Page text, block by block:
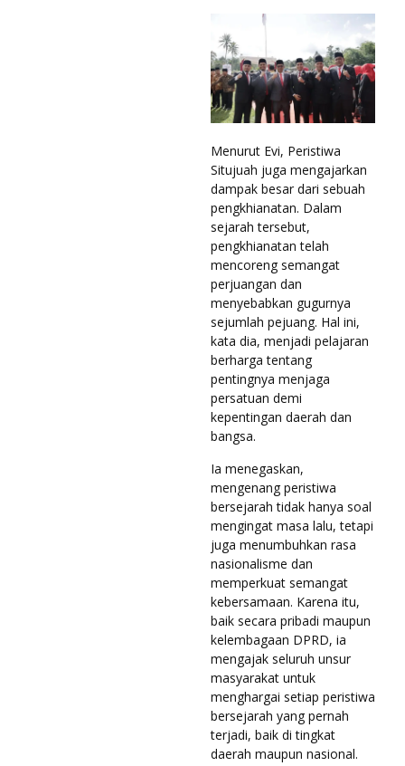
Menurut Evi, Peristiwa
Situjuah juga mengajarkan
dampak besar dari sebuah
pengkhianatan. Dalam
sejarah tersebut,
pengkhianatan telah
mencoreng semangat
perjuangan dan
menyebabkan gugurnya
sejumlah pejuang. Hal ini,
kata dia, menjadi pelajaran
berharga tentang
pentingnya menjaga
persatuan demi
kepentingan daerah dan
bangsa.
Ia menegaskan,
mengenang peristiwa
bersejarah tidak hanya soal
mengingat masa lalu, tetapi
juga menumbuhkan rasa
nasionalisme dan
memperkuat semangat
kebersamaan. Karena itu,
baik secara pribadi maupun
kelembagaan DPRD, ia
mengajak seluruh unsur
masyarakat untuk
menghargai setiap peristiwa
bersejarah yang pernah
terjadi, baik di tingkat
daerah maupun nasional.